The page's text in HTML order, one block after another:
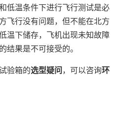
低温条件下进行飞行测试是必
飞行没有问题，但不能在北方
温下储存，飞机出现未知故障
结果是不可接受的。
验箱的选型疑问，可以咨询环